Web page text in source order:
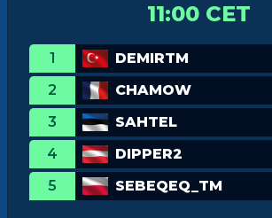
11:00 CET
1
DEMIRTM
2
CHAMOW
3
SAHTEL
4
DIPPER2
5
SEBEQEQ_TM